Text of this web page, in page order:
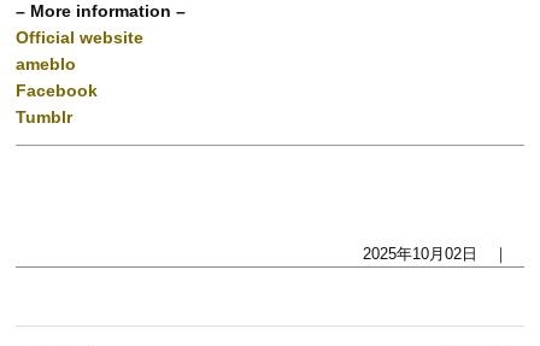
– More information –
Official website
ameblo
Facebook
Tumblr
2025年10月02日 ｜